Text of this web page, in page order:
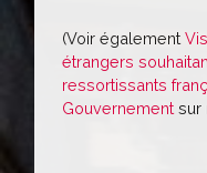
(Voir également
étrangers
ressortissants
Gouvernement sur